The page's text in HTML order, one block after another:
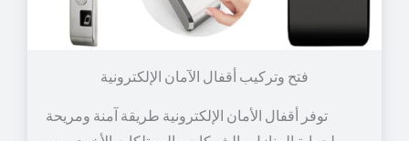
توفر أقفال الأمان الإلكترونية طريقة آمنة ومريحة